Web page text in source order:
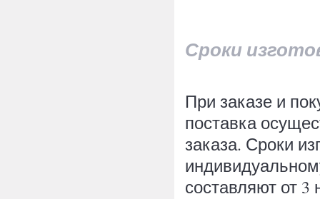
Сроки
При заказе и
поставка
заказа. Сроки
составляют от